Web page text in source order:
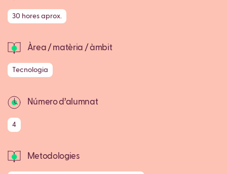
30 hores aprox.
Àrea / matèria / àmbit
Tecnologia
Número d’alumnat
4
Metodologies